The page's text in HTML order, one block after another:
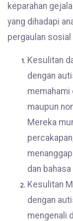
keparahan
yang dihadapi
pergaulan sosial
Kesulitan
dengan
memahami
maupun
Mereka
dan
Kesulitan
dengan
mengenali